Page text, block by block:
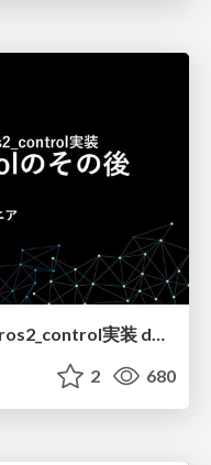
ROBOTIS Dynamixelのためのros2_control実装 dynamixel_controlのその後
2 680